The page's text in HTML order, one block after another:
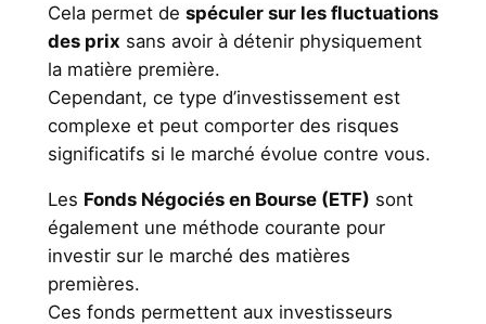
Cela permet de spéculer sur les fluctuations
des prix sans avoir à détenir physiquement
la matière première.
Cependant, ce type d’investissement est
complexe et peut comporter des risques
significatifs si le marché évolue contre vous.
Les Fonds Négociés en Bourse (ETF) sont
également une méthode courante pour
investir sur le marché des matières
premières.
Ces fonds permettent aux investisseurs